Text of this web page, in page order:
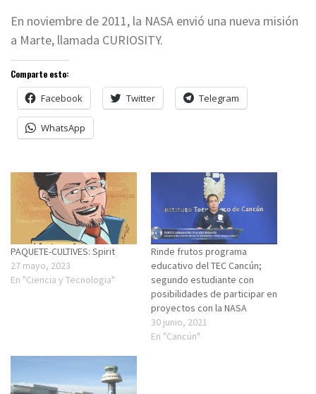
En noviembre de 2011, la NASA envió una nueva misión
a Marte, llamada CURIOSITY.
Comparte esto:
Facebook Twitter Telegram
WhatsApp
PAQUETE-CULTIVES: Spirit
27 mayo, 2023
En "Ciencia y Tecnologia"
Rinde frutos programa
educativo del TEC Cancún;
segundo estudiante con
posibilidades de participar en
proyectos con la NASA
30 junio, 2021
En "Cancún"